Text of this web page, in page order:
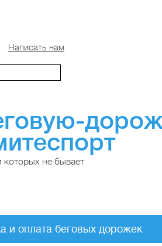
Написать нам
не бывает
и оплата беговых дорожек